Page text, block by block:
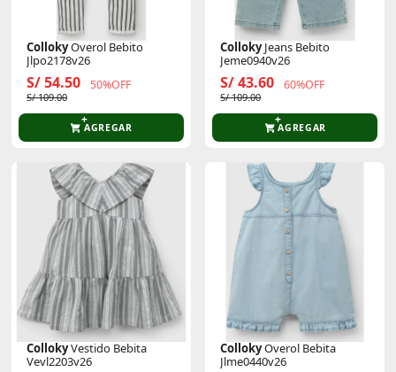
CollokyOverol Bebito
Jlpo2178v26
S/ 54.50 50%OFF
S/ 109.00
AGREGAR
CollokyJeans Bebito
Jeme0940v26
S/ 43.60 60%OFF
S/ 109.00
AGREGAR
CollokyVestido Bebita
Vevl2203v26
CollokyOverol Bebita
Jlme0440v26